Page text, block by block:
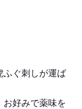
ふぐ刺しが運ば
お好みで薬味を